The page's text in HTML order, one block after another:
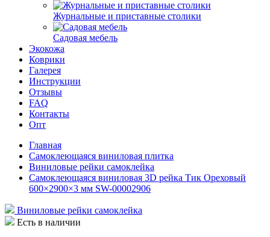
Журнальные и приставные столики
Садовая мебель
Экокожа
Коврики
Галерея
Инструкции
Отзывы
FAQ
Контакты
Опт
Главная
Самоклеющаяся виниловая плитка
Виниловые рейки самоклейка
Самоклеющаяся виниловая 3D рейка Тик Ореховый
600×2900×3 мм SW-00002906
Виниловые рейки самоклейка
Есть в наличии